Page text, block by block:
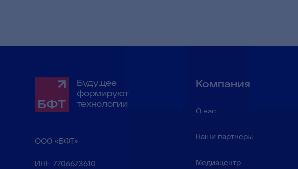
Будущее
формируют
технологии
ООО «БФТ»
ИНН 7706673610
Компания
О нас
Наши партнеры
Медиацентр